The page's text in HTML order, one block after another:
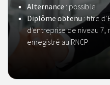
Alternance : possible
Diplôme obtenu : titre
d'entreprise de niveau 7,
enregistré au RNCP